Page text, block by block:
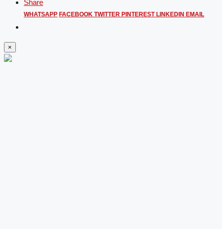
Share
WHATSAPP FACEBOOK TWITTER PINTEREST LINKEDIN EMAIL
×